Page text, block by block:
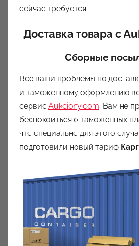
сейчас требуется.
Доставка товара с
Сборные
Все ваши проблемы по
и таможенному оформлению
сервис Aukciony.com. Вам не
беспокоиться о таможенных
что специально для этого
подготовили новый тариф